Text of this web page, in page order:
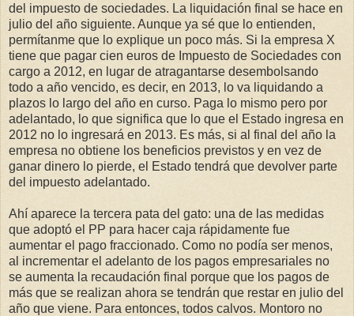
del impuesto de sociedades. La liquidación final se hace en
julio del año siguiente. Aunque ya sé que lo entienden,
permítanme que lo explique un poco más. Si la empresa X
tiene que pagar cien euros de Impuesto de Sociedades con
cargo a 2012, en lugar de atragantarse desembolsando
todo a año vencido, es decir, en 2013, lo va liquidando a
plazos lo largo del año en curso. Paga lo mismo pero por
adelantado, lo que significa que lo que el Estado ingresa en
2012 no lo ingresará en 2013. Es más, si al final del año la
empresa no obtiene los beneficios previstos y en vez de
ganar dinero lo pierde, el Estado tendrá que devolver parte
del impuesto adelantado.
Ahí aparece la tercera pata del gato: una de las medidas
que adoptó el PP para hacer caja rápidamente fue
aumentar el pago fraccionado. Como no podía ser menos,
al incrementar el adelanto de los pagos empresariales no
se aumenta la recaudación final porque que los pagos de
más que se realizan ahora se tendrán que restar en julio del
año que viene. Para entonces, todos calvos. Montoro no